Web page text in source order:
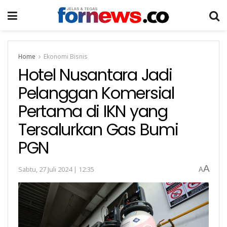
Home Ekonomi Bisnis
Hotel Nusantara Jadi
Pelanggan Komersial
Pertama di IKN yang
Tersalurkan Gas Bumi
PGN
Sabtu, 27 Juli 2024 | 12:35 AA